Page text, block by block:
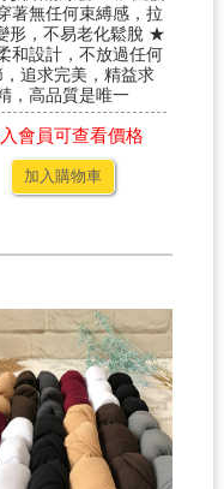
著無任何束縛感，拉
形，不易老化鬆脫 ★
和設計，不放過任何
，追求完美，精益求
，高品質是唯一
會員可查看價格
加入購物車